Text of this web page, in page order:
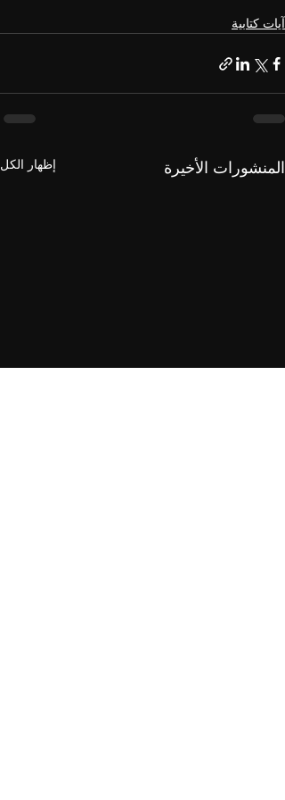
آيات كتابية
المنشورات الأخيرة إظهار الكل